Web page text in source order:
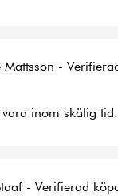
Mattsson -
inom skälig tid.
- Verifierad